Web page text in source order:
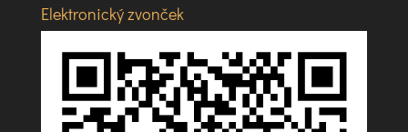
Elektronický zvonček